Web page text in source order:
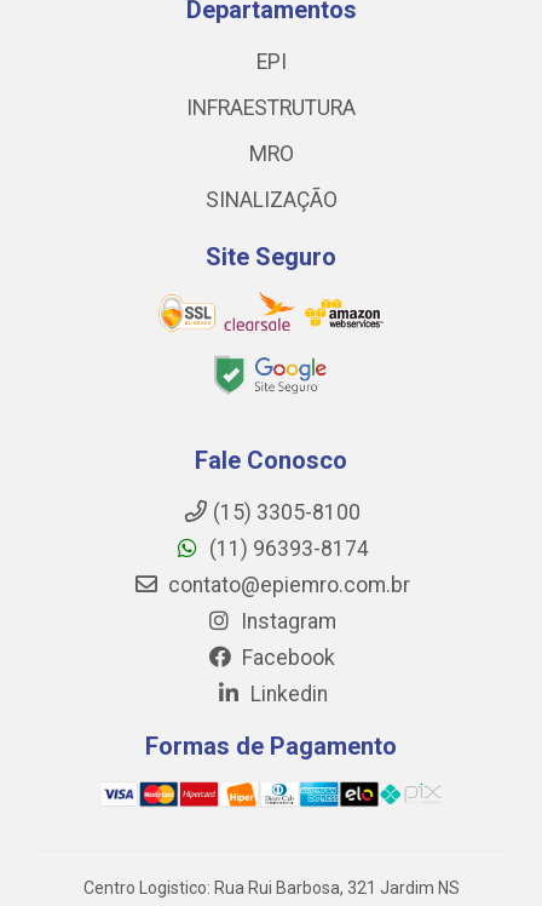
Departamentos
EPI
INFRAESTRUTURA
MRO
SINALIZAÇÃO
Site Seguro
Fale Conosco
(15) 3305-8100
(11) 96393-8174
contato@epiemro.com.br
Instagram
Facebook
Linkedin
Formas de Pagamento
Centro Logistico: Rua Rui Barbosa, 321 Jardim NS